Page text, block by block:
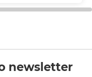
newsletter